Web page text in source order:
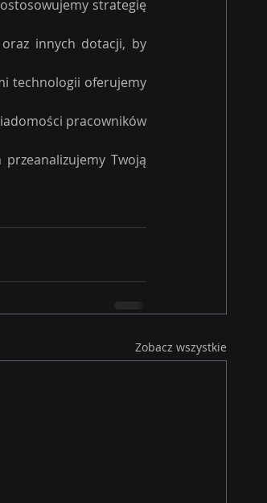
strategię
innych dotacji, by
technologii oferujemy
pracowników
Twoją
Zobacz wszystkie